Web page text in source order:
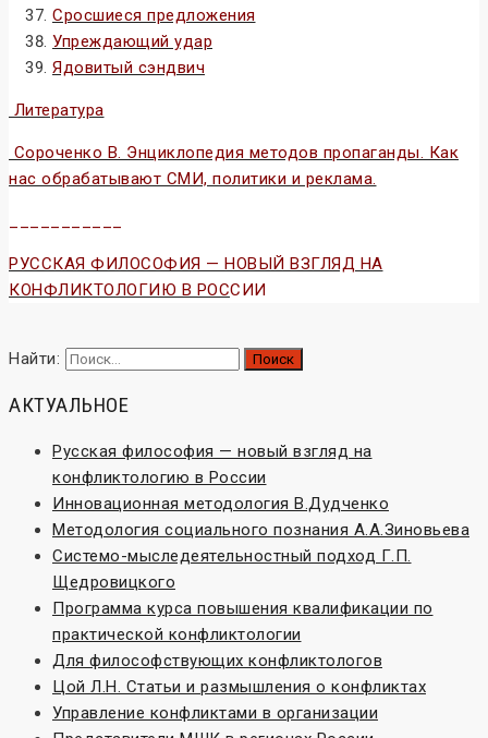
Сросшиеся предложения
Упреждающий удар
Ядовитый сэндвич
Литература
Сороченко В. Энциклопедия методов пропаганды. Как
нас обрабатывают СМИ, политики и реклама.
РУССКАЯ ФИЛОСОФИЯ — НОВЫЙ ВЗГЛЯД НА
КОНФЛИКТОЛОГИЮ В РОССИИ
Найти:
АКТУАЛЬНОЕ
Русская философия — новый взгляд на
конфликтологию в России
Инновационная методология В.Дудченко
Методология социального познания А.А.Зиновьева
Системо-мыследеятельностный подход Г.П.
Щедровицкого
Программа курса повышения квалификации по
практической конфликтологии
Для философствующих конфликтологов
Цой Л.Н. Статьи и размышления о конфликтах
Управление конфликтами в организации